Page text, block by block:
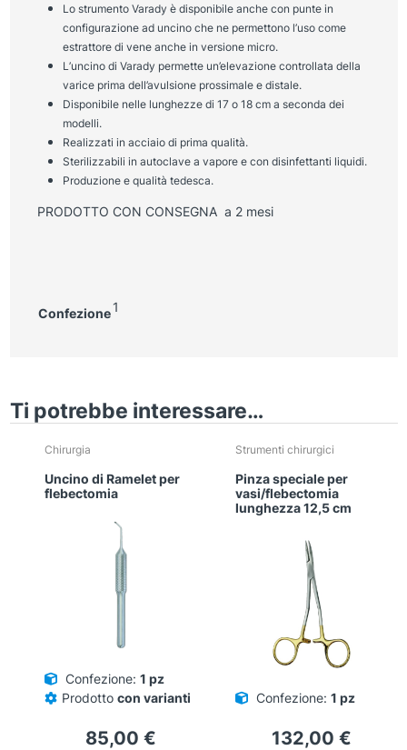
Lo strumento Varady è disponibile anche con punte in
configurazione ad uncino che ne permettono l’uso come
estrattore di vene anche in versione micro.
L’uncino di Varady permette un’elevazione controllata della
varice prima dell’avulsione prossimale e distale.
Disponibile nelle lunghezze di 17 o 18 cm a seconda dei
modelli.
Realizzati in acciaio di prima qualità.
Sterilizzabili in autoclave a vapore e con disinfettanti liquidi.
Produzione e qualità tedesca.
PRODOTTO CON CONSEGNA a 2 mesi
Confezione 1
Ti potrebbe interessare…
Chirurgia
Uncino di Ramelet per
flebectomia
Confezione: 1 pz
Prodotto con varianti
85,00 €
Strumenti chirurgici
Pinza speciale per
vasi/flebectomia
lunghezza 12,5 cm
Confezione: 1 pz
132,00 €